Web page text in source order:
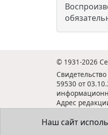
Наш сайт
© 1931-2026
59530 от
Адрес
Е-mail: